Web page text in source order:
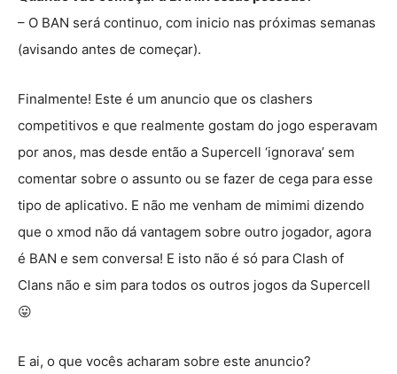
– O BAN será continuo, com inicio nas próximas semanas
(avisando antes de começar).
Finalmente! Este é um anuncio que os clashers
competitivos e que realmente gostam do jogo esperavam
por anos, mas desde então a Supercell ‘ignorava’ sem
comentar sobre o assunto ou se fazer de cega para esse
tipo de aplicativo. E não me venham de mimimi dizendo
que o xmod não dá vantagem sobre outro jogador, agora
é BAN e sem conversa! E isto não é só para Clash of
Clans não e sim para todos os outros jogos da Supercell
😛
E ai, o que vocês acharam sobre este anuncio?